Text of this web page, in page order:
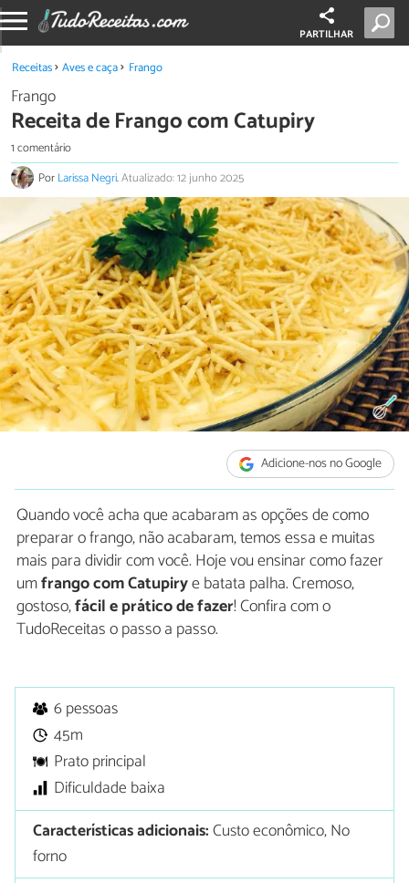
PARTILHAR
Receitas Aves e caça Frango
Frango
Receita de Frango com Catupiry
1 comentário
PorLarissa Negri.Atualizado: 12 junho 2025
Adicione-nos no Google
Quando você acha que acabaram as opções de como
preparar o frango, não acabaram, temos essa e muitas
mais para dividir com você. Hoje vou ensinar como fazer
umfrango com Catupirye batata palha. Cremoso,
gostoso,fácil e prático de fazer! Confira com o
TudoReceitas o passo a passo.
6 pessoas
45m
Prato principal
Dificuldade baixa
Características adicionais:Custo econômico, No
forno